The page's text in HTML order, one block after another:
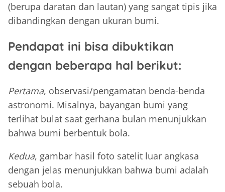
(berupa daratan dan lautan) yang sangat tipis jika
dibandingkan dengan ukuran bumi.
Pendapat ini bisa dibuktikan
dengan beberapa hal berikut:
Pertama, observasi/pengamatan benda-benda
astronomi. Misalnya, bayangan bumi yang
terlihat bulat saat gerhana bulan menunjukkan
bahwa bumi berbentuk bola.
Kedua, gambar hasil foto satelit luar angkasa
dengan jelas menunjukkan bahwa bumi adalah
sebuah bola.